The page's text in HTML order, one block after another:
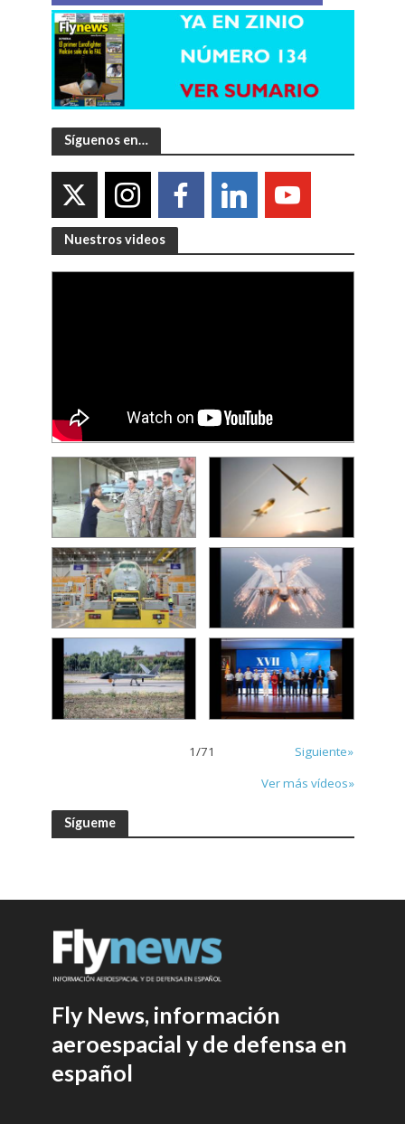
Síguenos en…
Nuestros videos
1/71
Siguiente»
Ver más vídeos»
Sígueme
Fly News, información
aeroespacial y de defensa en
español